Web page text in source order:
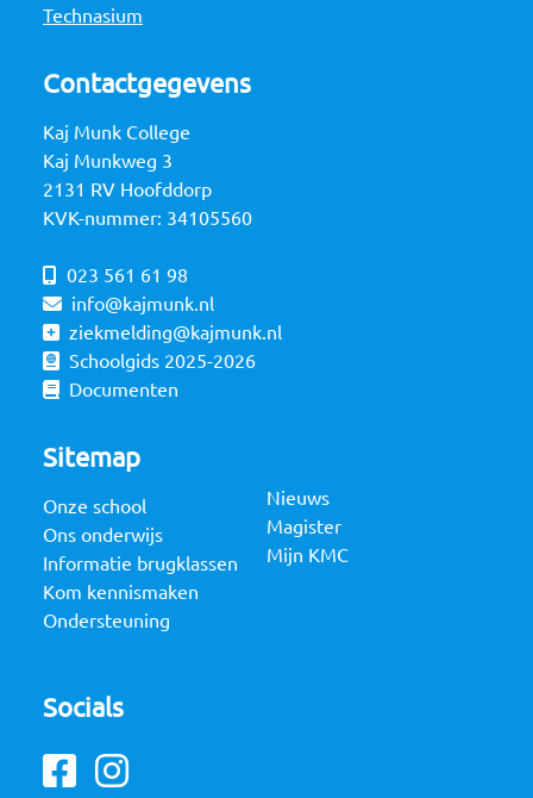
Technasium
Contactgegevens
Kaj Munk College
Kaj Munkweg 3
2131 RV Hoofddorp
KVK-nummer: 34105560
023 561 61 98
info@kajmunk.nl
ziekmelding@kajmunk.nl
Schoolgids 2025-2026
Documenten
Sitemap
Onze school
Ons onderwijs
Informatie brugklassen
Kom kennismaken
Ondersteuning
Nieuws
Magister
Mijn KMC
Socials
Facebook
Instagram